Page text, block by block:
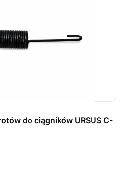
do ciągników URSUS C-